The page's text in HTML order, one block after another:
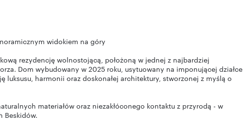
widokiem na góry
rezydencję wolnostojącą, położoną w jednej z najbardziej
Dom wybudowany w 2025 roku, usytuowany na imponującej działce
luksusu, harmonii oraz doskonałej architektury, stworzonej z myślą o
materiałów oraz niezakłóconego kontaktu z przyrodą - w
Beskidów.